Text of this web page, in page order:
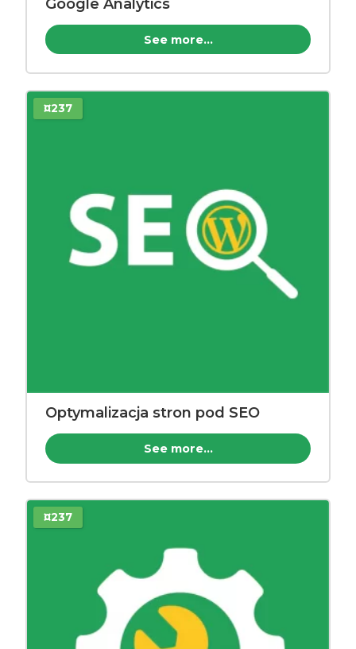
Google Analytics
See more...
¤237
Optymalizacja stron pod SEO
See more...
¤237